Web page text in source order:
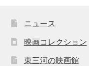
ニュース
映画コレクション
東三河の映画館